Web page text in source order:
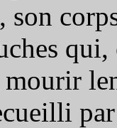
son